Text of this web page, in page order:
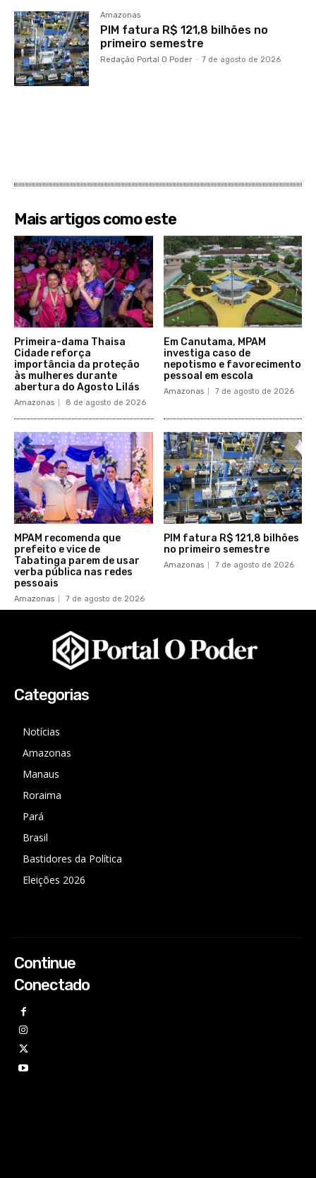
Amazonas
PIM fatura R$ 121,8 bilhões no
primeiro semestre
Redação Portal O Poder - 7 de agosto de 2026
Mais artigos como este
Primeira-dama Thaisa
Cidade reforça
importância da proteção
às mulheres durante
abertura do Agosto Lilás
Amazonas 8 de agosto de 2026
Em Canutama, MPAM
investiga caso de
nepotismo e favorecimento
pessoal em escola
Amazonas 7 de agosto de 2026
MPAM recomenda que
prefeito e vice de
Tabatinga parem de usar
verba pública nas redes
pessoais
Amazonas 7 de agosto de 2026
PIM fatura R$ 121,8 bilhões
no primeiro semestre
Amazonas 7 de agosto de 2026
Categorias
Notícias
Amazonas
Manaus
Roraima
Pará
Brasil
Bastidores da Política
Eleições 2026
Continue
Conectado